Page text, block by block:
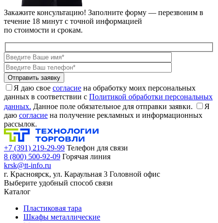
Закажите консультацию! Заполните форму — перезвоним в
течение 18 минут с точной информацией
по стоимости и срокам.
Я даю свое согласие на обработку моих персональных
данных в соответствии с Политикой обработки персональных
данных. Данное поле обязательное для отправки заявки.
Я
даю согласие на получение рекламных и информационных
рассылок.
+7 (391) 219-29-99 Телефон для связи
8 (800) 500-92-09 Горячая линия
krsk@tt-info.ru
г. Красноярск, ул. Караульная 3 Головной офис
Выберите удобный способ связи
Каталог
Пластиковая тара
Шкафы металлические